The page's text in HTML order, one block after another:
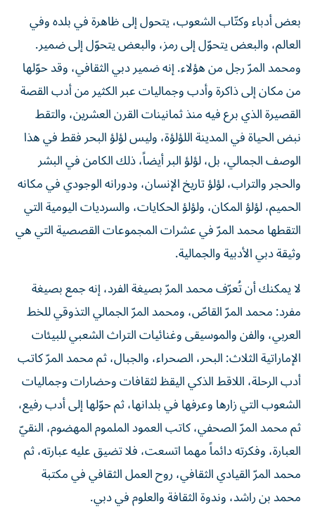
بعض أدباء وكتّاب الشعوب، يتحول إلى ظاهرة في بلده وفي
العالم، والبعض يتحوّل إلى رمز، والبعض يتحوّل إلى ضمير.
ومحمد المرّ رجل من هؤلاء. إنه ضمير دبي الثقافي، وقد حوّلها
من مكان إلى ذاكرة وأدب وجماليات عبر الكثير من أدب القصة
القصيرة الذي برع فيه منذ ثمانينات القرن العشرين، والتقط
نبض الحياة في المدينة اللؤلؤة، وليس لؤلؤ البحر فقط في هذا
الوصف الجمالي، بل، لؤلؤ البر أيضاً، ذلك الكامن في البشر
والحجر والتراب، لؤلؤ تاريخ الإنسان، ودورانه الوجودي في مكانه
الحميم، لؤلؤ المكان، ولؤلؤ الحكايات، والسرديات اليومية التي
التقطها محمد المرّ في عشرات المجموعات القصصية التي هي
وثيقة دبي الأدبية والجمالية.
لا يمكنك أن تُعرّف محمد المرّ بصيغة الفرد، إنه جمع بصيغة
مفرد: محمد المرّ القاصّ، ومحمد المرّ الجمالي التذوقي للخط
العربي، والفن والموسيقى وغنائيات التراث الشعبي للبيئات
الإماراتية الثلاث: البحر، الصحراء، والجبال، ثم محمد المرّ كاتب
أدب الرحلة، اللاقط الذكي اليقظ لثقافات وحضارات وجماليات
الشعوب التي زارها وعرفها في بلدانها، ثم حوّلها إلى أدب رفيع،
ثم محمد المرّ الصحفي، كاتب العمود الملموم المهضوم، النقيّ
العبارة، وفكرته دائماً مهما اتسعت، فلا تضيق عليه عبارته، ثم
محمد المرّ القيادي الثقافي، روح العمل الثقافي في مكتبة
محمد بن راشد، وندوة الثقافة والعلوم في دبي.